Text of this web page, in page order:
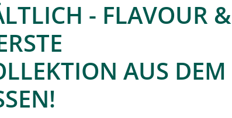
- FLAVOUR &
AUS DEM